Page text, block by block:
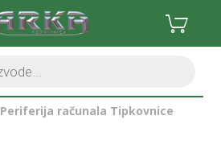
Periferija računala Tipkovnice